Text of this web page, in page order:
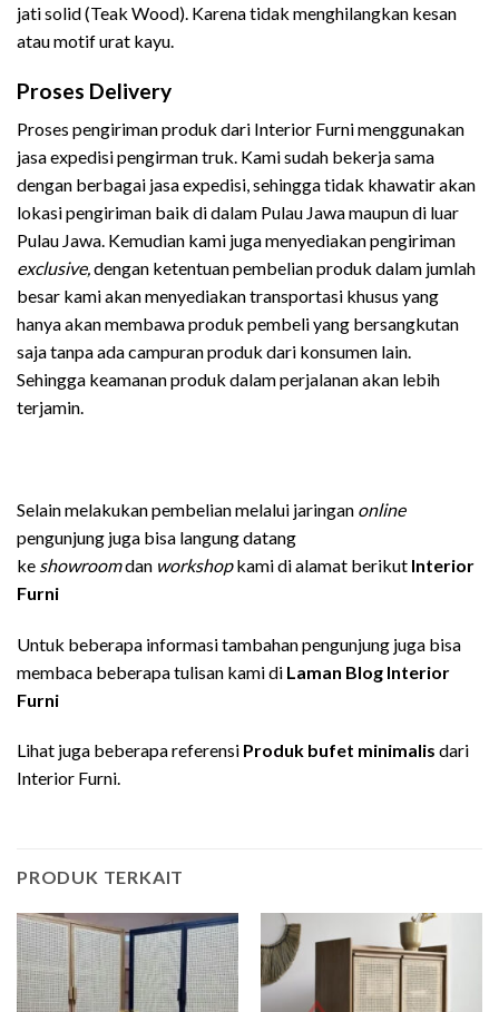
jati solid (Teak Wood). Karena tidak menghilangkan kesan
atau motif urat kayu.
Proses Delivery
Proses pengiriman produk dari Interior Furni menggunakan
jasa expedisi pengirman truk. Kami sudah bekerja sama
dengan berbagai jasa expedisi, sehingga tidak khawatir akan
lokasi pengiriman baik di dalam Pulau Jawa maupun di luar
Pulau Jawa. Kemudian kami juga menyediakan pengiriman
exclusive,dengan ketentuan pembelian produk dalam jumlah
besar kami akan menyediakan transportasi khusus yang
hanya akan membawa produk pembeli yang bersangkutan
saja tanpa ada campuran produk dari konsumen lain.
Sehingga keamanan produk dalam perjalanan akan lebih
terjamin.
Selain melakukan pembelian melalui jaringan online
pengunjung juga bisa langung datang
ke showroomdan workshopkami di alamat berikut Interior
Furni
Untuk beberapa informasi tambahan pengunjung juga bisa
membaca beberapa tulisan kami di Laman Blog Interior
Furni
Lihat juga beberapa referensi Produk bufet minimalis dari
Interior Furni.
PRODUK TERKAIT